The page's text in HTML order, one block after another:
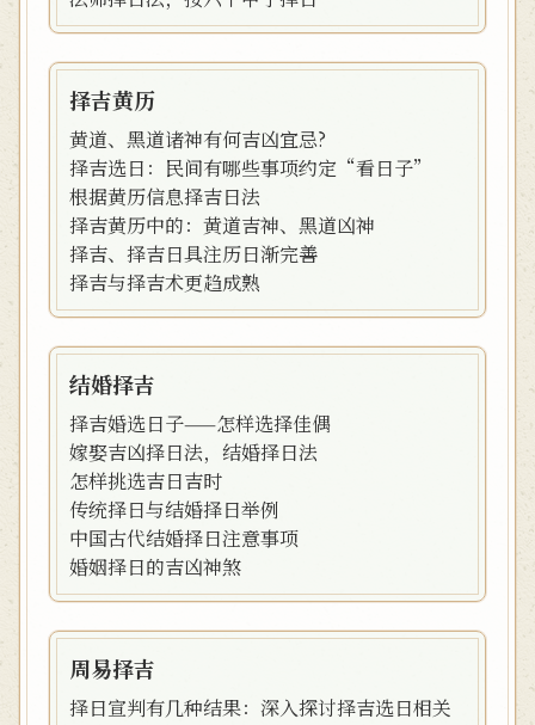
择吉黄历
黄道、黑道诸神有何吉凶宜忌?
择吉选日：民间有哪些事项约定“看日子”
根据黄历信息择吉日法
择吉黄历中的：黄道吉神、黑道凶神
择吉、择吉日具注历日渐完善
择吉与择吉术更趋成熟
结婚择吉
择吉婚选日子——怎样选择佳偶
嫁娶吉凶择日法，结婚择日法
怎样挑选吉日吉时
传统择日与结婚择日举例
中国古代结婚择日注意事项
婚姻择日的吉凶神煞
周易择吉
择日宣判有几种结果：深入探讨择吉选日相关